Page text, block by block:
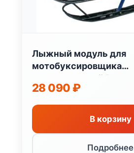
Лыжный модуль для
мотобуксировщика
универсальный Россия
28 090 ₽
В корзину
Подробнее